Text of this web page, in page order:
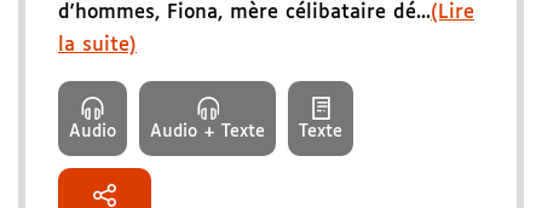
d'hommes, Fiona, mère célibataire dé...(Lire
la suite)
Audio Audio + Texte Texte